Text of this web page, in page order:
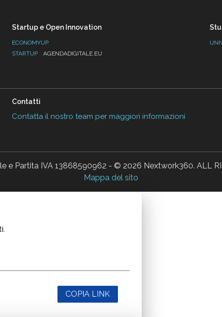
Startup e Open Innovation
ECONOMYUP
STARTUP
AGENDADIGITALE.EU
Contatti
Contatta il nostro team per maggiori informazioni
e Partita IVA 13868590962 - © 2026 Nextwork360. ALL
Mappa del sito
COPIA LINK